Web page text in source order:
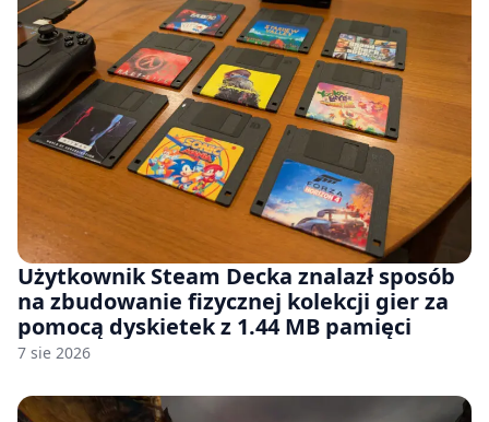
Użytkownik Steam Decka znalazł sposób
na zbudowanie fizycznej kolekcji gier za
pomocą dyskietek z 1.44 MB pamięci
7 sie 2026